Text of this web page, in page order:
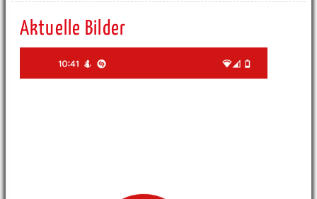
Aktuelle Bilder